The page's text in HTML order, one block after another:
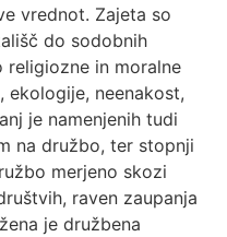
vrednot. Zajeta so
do sodobnih
in moralne
ekologije, neenakost,
je namenjenih tudi
na družbo, ter stopnji
merjeno skozi
raven zaupanja
je družbena